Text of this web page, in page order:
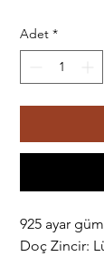
Adet *
925 ayar
Doç Zincir: